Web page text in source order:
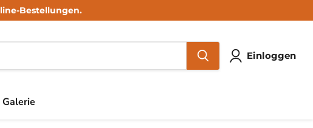
Bestellungen.
Einloggen
Galerie